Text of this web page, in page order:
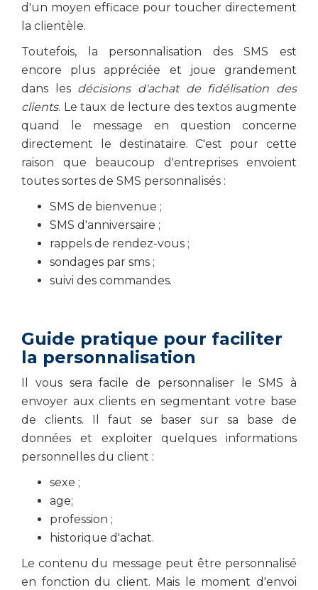
d'un moyen efficace pour toucher directement
la clientèle.
Toutefois, la personnalisation des SMS est
encore plus appréciée et joue grandement
dans les décisions d'achat de fidélisation des
clients. Le taux de lecture des textos augmente
quand le message en question concerne
directement le destinataire. C'est pour cette
raison que beaucoup d'entreprises envoient
toutes sortes de SMS personnalisés :
SMS de bienvenue ;
SMS d'anniversaire ;
rappels de rendez-vous ;
sondages par sms ;
suivi des commandes.
Guide pratique pour faciliter
la personnalisation
Il vous sera facile de personnaliser le SMS à
envoyer aux clients en segmentant votre base
de clients. Il faut se baser sur sa base de
données et exploiter quelques informations
personnelles du client :
sexe ;
age;
profession ;
historique d'achat.
Le contenu du message peut être personnalisé
en fonction du client. Mais le moment d'envoi